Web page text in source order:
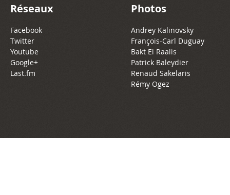
Réseaux
Facebook
Twitter
Youtube
Google+
Last.fm
Photos
Andrey Kalinovsky
François-Carl Duguay
Bakt El Raalis
Patrick Baleydier
Renaud Sakelaris
Rémy Ogez